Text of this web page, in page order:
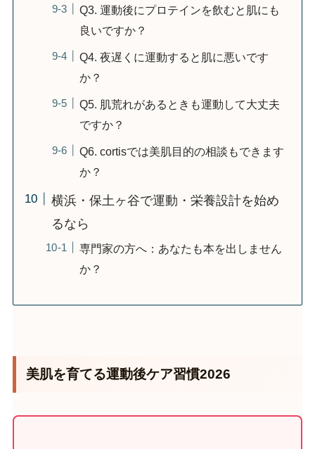
Q3. 運動後にプロテインを飲むと肌にも
良いですか？
Q4. 夜遅くに運動すると肌に悪いです
か？
Q5. 肌荒れがあるときも運動して大丈夫
ですか？
Q6. cortisでは美肌目的の相談もできます
か？
横浜・保土ヶ谷で運動・栄養設計を始め
るなら
専門家の方へ：あなたも本を出しません
か？
美肌を育てる運動後ケア習慣2026